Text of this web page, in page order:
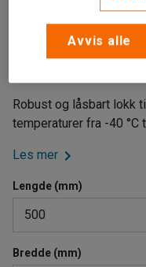
Kan låses
Robust og låsbart lokk
temperaturer fra -40 °C
Les mer
Lengde (mm)
500
365
Bredde (mm)
Avvis alle